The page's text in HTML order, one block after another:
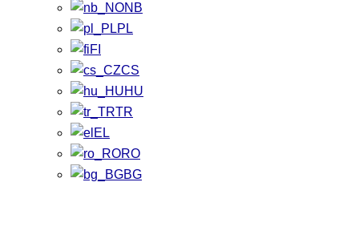
NB
PL
FI
CS
HU
TR
EL
RO
BG